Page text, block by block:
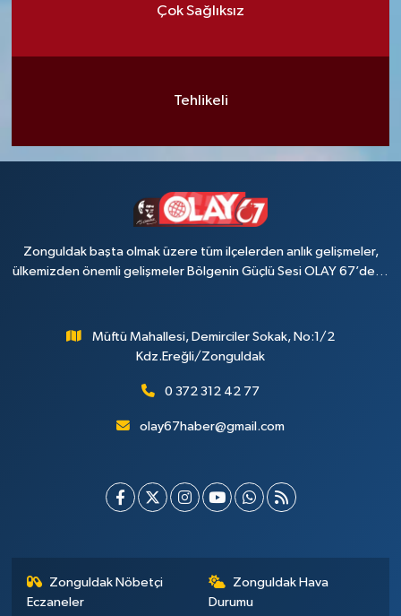
Çok Sağlıksız
Tehlikeli
Zonguldak başta olmak üzere tüm ilçelerden anlık gelişmeler,
ülkemizden önemli gelişmeler Bölgenin Güçlü Sesi OLAY 67’de…
Müftü Mahallesi, Demirciler Sokak, No:1/2
Kdz.Ereğli/Zonguldak
0 372 312 42 77
olay67haber@gmail.com
Zonguldak Nöbetçi
Eczaneler
Zonguldak Hava
Durumu